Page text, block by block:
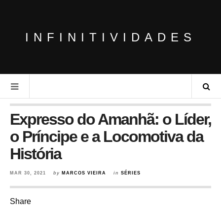
INFINITIVIDADES
Expresso do Amanhã: o Líder,
o Príncipe e a Locomotiva da
História
MAR 30, 2021 by MARCOS VIEIRA in SÉRIES
Share